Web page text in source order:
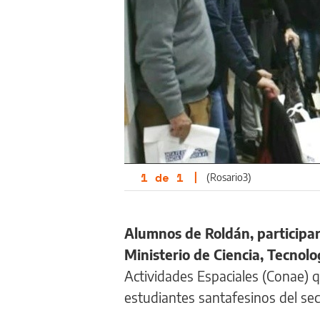
1 de 1 | (Rosario3)
Alumnos de Roldán,
Ministerio de Ciencia,
Actividades Espaciales
estudiantes santafesinos del